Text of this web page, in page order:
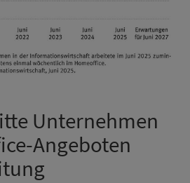
Unternehmen
Angeboten